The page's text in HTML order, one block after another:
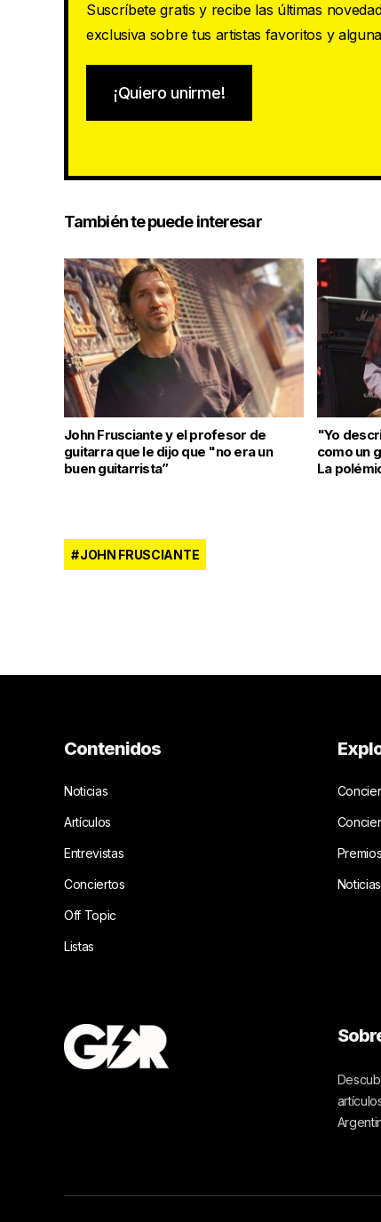
Suscríbete gratis y recibe las últimas
exclusiva sobre tus artistas favoritos y
¡Quiero unirme!
También te puede interesar
John Frusciante y el profesor de
guitarra que le dijo que "no era un
buen guitarrista”
"Yo
como un
La
JOHN FRUSCIANTE
Contenidos
Noticias
Artículos
Entrevistas
Conciertos
Off Topic
Listas